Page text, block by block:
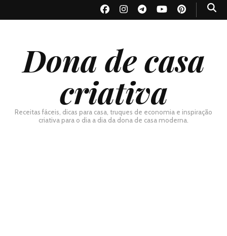
Dona de casa
criativa
Receitas fáceis, dicas para casa, truques de economia e inspiração
criativa para o dia a dia da dona de casa moderna.